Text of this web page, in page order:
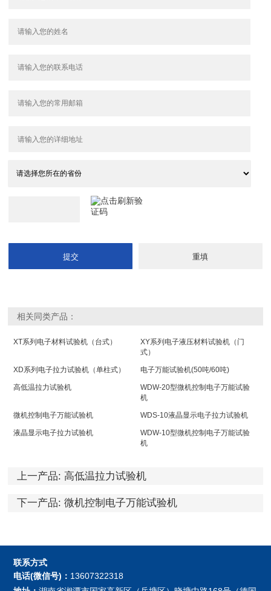
相关同类产品：
XT系列电子材料试验机（台式）
XY系列电子液压材料试验机（门
式）
XD系列电子拉力试验机（单柱式） 电子万能试验机(50吨/60吨)
高低温拉力试验机
WDW-20型微机控制电子万能试验
机
微机控制电子万能试验机 WDS-10液晶显示电子拉力试验机
液晶显示电子拉力试验机
WDW-10型微机控制电子万能试验
机
上一产品: 高低温拉力试验机
下一产品: 微机控制电子万能试验机
联系方式
电话(微信号)： 13607322318